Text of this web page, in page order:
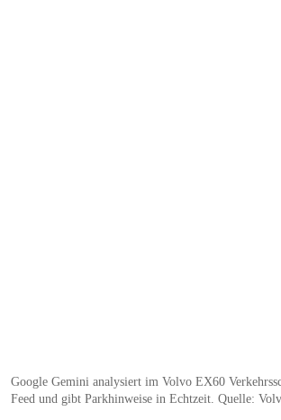
Google Gemini analysiert im Volvo EX60
Feed und gibt Parkhinweise in Echtzeit. Quelle: